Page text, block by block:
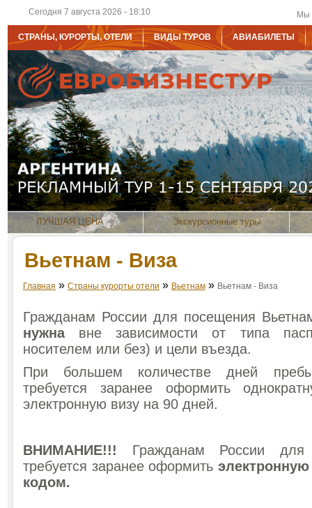
Сегодня 7 августа 2026 - 18:10 Мы
СТРАНЫ, КУРОРТЫ, ОТЕЛИ ВИДЫ ТУРОВ АВИАБИЛЕТЫ
ЛУЧШАЯ ЦЕНА Экскурсионные туры
Вьетнам - Виза
Главная » Страны курорты отели » Вьетнам » Вьетнам - Виза
Гражданам России для посещения
нужнавне зависимости от типа
носителем или без) и цели въезда.
При большем количестве дней
требуется заранее оформить
электронную визу на 90 дней.
ВНИМАНИЕ!!! Гражданам России для
требуется заранее оформить
кодом.